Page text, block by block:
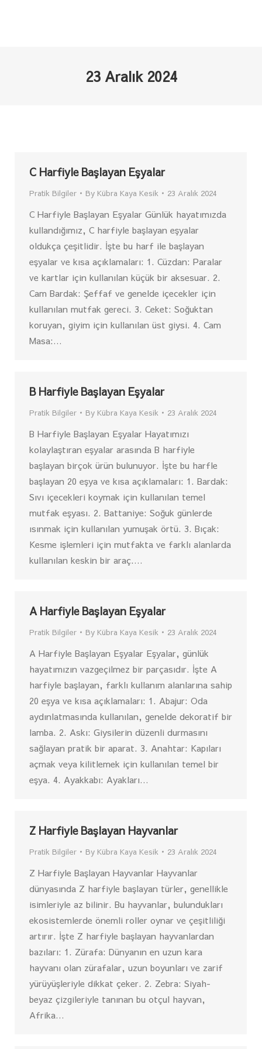
23 Aralık 2024
C Harfiyle Başlayan Eşyalar
Pratik Bilgiler By Kübra Kaya Kesik 23 Aralık 2024
C Harfiyle Başlayan Eşyalar Günlük hayatımızda
kullandığımız, C harfiyle başlayan eşyalar
oldukça çeşitlidir. İşte bu harf ile başlayan
eşyalar ve kısa açıklamaları: 1. Cüzdan: Paralar
ve kartlar için kullanılan küçük bir aksesuar. 2.
Cam Bardak: Şeffaf ve genelde içecekler için
kullanılan mutfak gereci. 3. Ceket: Soğuktan
koruyan, giyim için kullanılan üst giysi. 4. Cam
Masa:…
B Harfiyle Başlayan Eşyalar
Pratik Bilgiler By Kübra Kaya Kesik 23 Aralık 2024
B Harfiyle Başlayan Eşyalar Hayatımızı
kolaylaştıran eşyalar arasında B harfiyle
başlayan birçok ürün bulunuyor. İşte bu harfle
başlayan 20 eşya ve kısa açıklamaları: 1. Bardak:
Sıvı içecekleri koymak için kullanılan temel
mutfak eşyası. 2. Battaniye: Soğuk günlerde
ısınmak için kullanılan yumuşak örtü. 3. Bıçak:
Kesme işlemleri için mutfakta ve farklı alanlarda
kullanılan keskin bir araç.…
A Harfiyle Başlayan Eşyalar
Pratik Bilgiler By Kübra Kaya Kesik 23 Aralık 2024
A Harfiyle Başlayan Eşyalar Eşyalar, günlük
hayatımızın vazgeçilmez bir parçasıdır. İşte A
harfiyle başlayan, farklı kullanım alanlarına sahip
20 eşya ve kısa açıklamaları: 1. Abajur: Oda
aydınlatmasında kullanılan, genelde dekoratif bir
lamba. 2. Askı: Giysilerin düzenli durmasını
sağlayan pratik bir aparat. 3. Anahtar: Kapıları
açmak veya kilitlemek için kullanılan temel bir
eşya. 4. Ayakkabı: Ayakları…
Z Harfiyle Başlayan Hayvanlar
Pratik Bilgiler By Kübra Kaya Kesik 23 Aralık 2024
Z Harfiyle Başlayan Hayvanlar Hayvanlar
dünyasında Z harfiyle başlayan türler, genellikle
isimleriyle az bilinir. Bu hayvanlar, bulundukları
ekosistemlerde önemli roller oynar ve çeşitliliği
artırır. İşte Z harfiyle başlayan hayvanlardan
bazıları: 1. Zürafa: Dünyanın en uzun kara
hayvanı olan zürafalar, uzun boyunları ve zarif
yürüyüşleriyle dikkat çeker. 2. Zebra: Siyah-
beyaz çizgileriyle tanınan bu otçul hayvan,
Afrika…